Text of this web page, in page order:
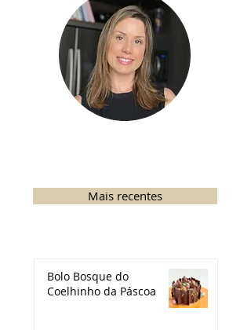
Mais recentes
Bolo Bosque do
Coelhinho da Páscoa